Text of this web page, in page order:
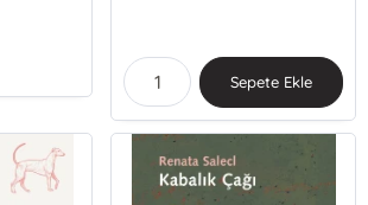
Sepete Ekle